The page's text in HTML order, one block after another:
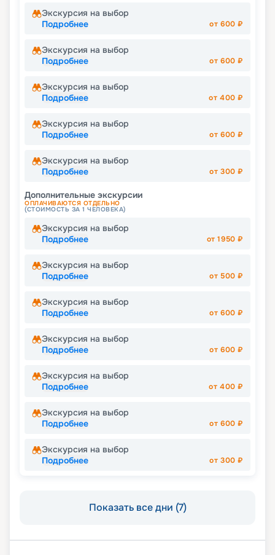
Экскурсия на выбор
Подробнее
от 600 ₽
Экскурсия на выбор
Подробнее
от 600 ₽
Экскурсия на выбор
Подробнее
от 400 ₽
Экскурсия на выбор
Подробнее
от 600 ₽
Экскурсия на выбор
Подробнее
от 300 ₽
Дополнительные экскурсии
ОПЛАЧИВАЮТСЯ ОТДЕЛЬНО
(СТОИМОСТЬ ЗА 1 ЧЕЛОВЕКА)
Экскурсия на выбор
Подробнее
от1950 ₽
Экскурсия на выбор
Подробнее
от 500 ₽
Экскурсия на выбор
Подробнее
от 600 ₽
Экскурсия на выбор
Подробнее
от 600 ₽
Экскурсия на выбор
Подробнее
от 400 ₽
Экскурсия на выбор
Подробнее
от 600 ₽
Экскурсия на выбор
Подробнее
от 300 ₽
Показать все дни (7)